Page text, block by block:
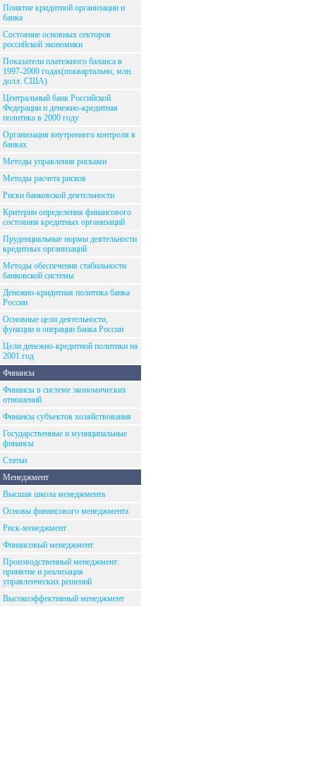
Понятие кридитной организации и
банка
Состояние основных секторов
российской экономики
Показатели платежного баланса в
1997-2000 годах(поквартально, млн.
долл. США)
Центральный банк Российской
Федерации и денежно-кредитная
политика в 2000 году
Организация внутреннего контроля в
банках
Методы управления рисками
Методы расчета рисков
Риски банковской деятельности
Критерии определения финансового
состояния кредитных организаций
Пруденциальные нормы деятельности
кредитных организаций
Методы обеспечения стабильности
банковской системы
Денежно-кридитная политика банка
России
Основные цели деятельности,
функции и операции банка России
Цели денежно-кредитной политики на
2001 год
Финансы
Финансы в системе экономических
отношений
Финансы субъектов хозяйствования
Государственные и муниципальные
финансы
Статьи
Менеджмент
Высшая школа менеджмента
Основы финансового менеджмента
Риск-менеджмент
Финансовый менеджмент
Производственный менеджмент:
принятие и реализация
управленческих решений
Высокоэффективный менеджмент